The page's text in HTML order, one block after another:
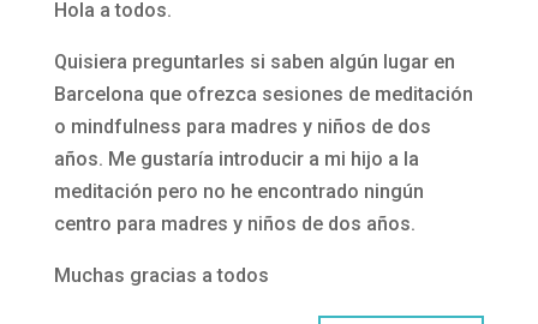
Hola a todos.
Quisiera preguntarles si saben algún lugar en
Barcelona que ofrezca sesiones de meditación
o mindfulness para madres y niños de dos
años. Me gustaría introducir a mi hijo a la
meditación pero no he encontrado ningún
centro para madres y niños de dos años.
Muchas gracias a todos